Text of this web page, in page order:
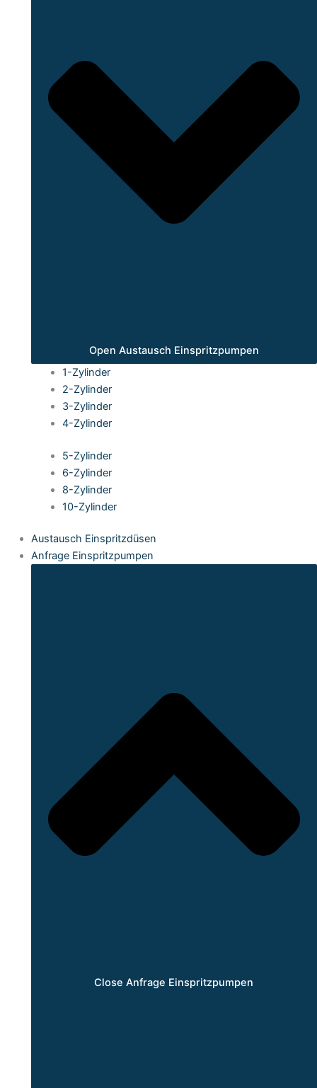
Open Austausch Einspritzpumpen
1-Zylinder
2-Zylinder
3-Zylinder
4-Zylinder
5-Zylinder
6-Zylinder
8-Zylinder
10-Zylinder
Austausch Einspritzdüsen
Anfrage Einspritzpumpen
Close Anfrage Einspritzpumpen